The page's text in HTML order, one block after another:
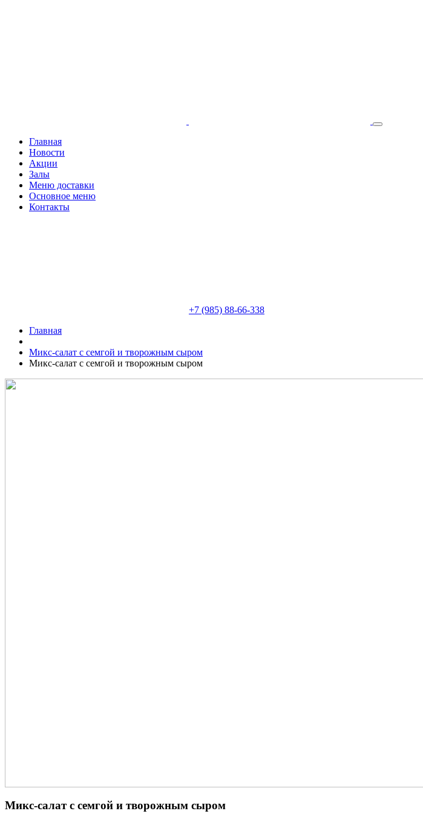
Главная
Новости
Акции
Залы
Меню доставки
Основное меню
Контакты
+7 (985) 88-66-338
Главная
Микс-салат с семгой и творожным сыром
Микс-салат с семгой и творожным сыром
Микс-салат с семгой и творожным сыром